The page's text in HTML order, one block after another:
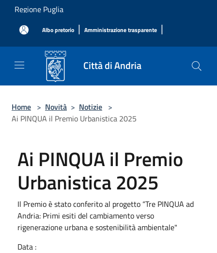
Salta al contenuto principale
Regione Puglia
Albo pretorio | Amministrazione trasparente |
Città di Andria
Home > Novità > Notizie >
Ai PINQUA il Premio Urbanistica 2025
Ai PINQUA il Premio
Urbanistica 2025
Il Premio è stato conferito al progetto “Tre PINQUA ad
Andria: Primi esiti del cambiamento verso
rigenerazione urbana e sostenibilità ambientale"
Data :